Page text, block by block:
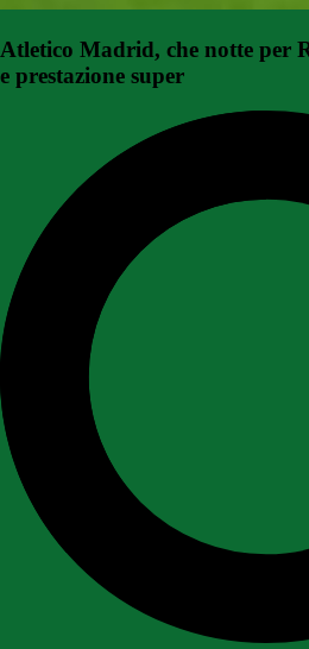
Atletico Madrid, che notte per
e prestazione super